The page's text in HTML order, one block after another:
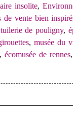
insolite,
de vente bien
tuilerie de pouligny,
, musée du
,écomusée de rennes